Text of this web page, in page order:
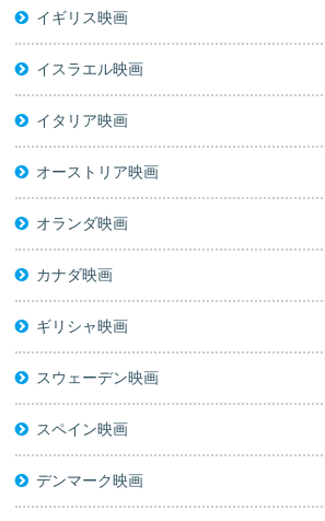
イギリス映画
イスラエル映画
イタリア映画
オーストリア映画
オランダ映画
カナダ映画
ギリシャ映画
スウェーデン映画
スペイン映画
デンマーク映画